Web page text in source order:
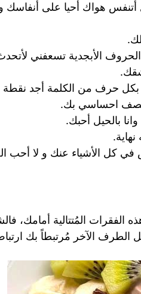
أتنفس هواك أحيا على
الأبجدية تسعفني
حرف من الكلمة أجد نقطة
لتصف احساسي بك.
بالحيل أحبك.
المُتتالية أمامك،
الآخر مُرتبطاً بك